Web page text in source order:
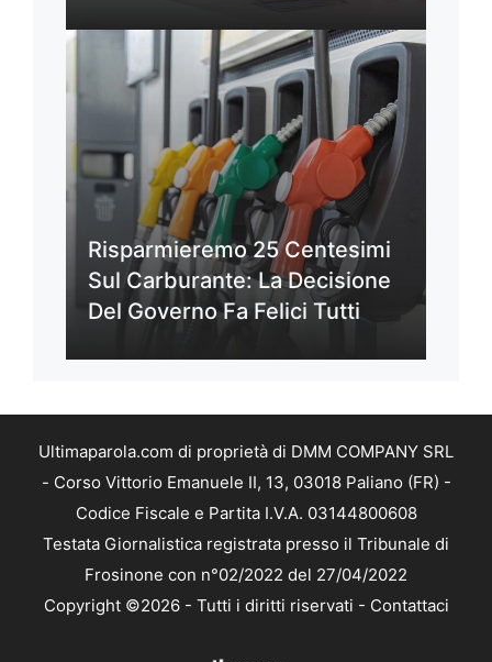
Risparmieremo 25 Centesimi
Sul Carburante: La Decisione
Del Governo Fa Felici Tutti
Ultimaparola.com di proprietà di DMM COMPANY SRL
- Corso Vittorio Emanuele II, 13, 03018 Paliano (FR) -
Codice Fiscale e Partita I.V.A. 03144800608
Testata Giornalistica registrata presso il Tribunale di
Frosinone con n°02/2022 del 27/04/2022
Copyright ©2026 - Tutti i diritti riservati - Contattaci